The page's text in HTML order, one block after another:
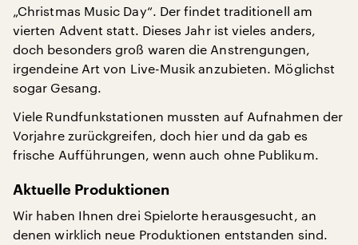
„Christmas Music Day“. Der findet traditionell am
vierten Advent statt. Dieses Jahr ist vieles anders,
doch besonders groß waren die Anstrengungen,
irgendeine Art von Live-Musik anzubieten. Möglichst
sogar Gesang.
Viele Rundfunkstationen mussten auf Aufnahmen der
Vorjahre zurückgreifen, doch hier und da gab es
frische Aufführungen, wenn auch ohne Publikum.
Aktuelle Produktionen
Wir haben Ihnen drei Spielorte herausgesucht, an
denen wirklich neue Produktionen entstanden sind.